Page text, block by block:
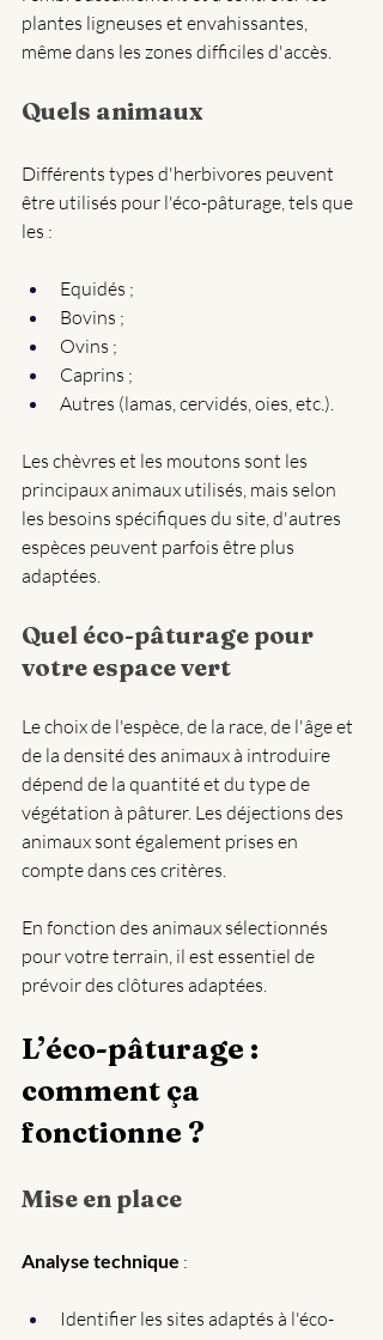
plantes ligneuses et envahissantes,
même dans les zones difficiles d'accès.
Quels animaux
Différents types d'herbivores peuvent
être utilisés pour l'éco-pâturage, tels que
les :
Equidés ;
Bovins ;
Ovins ;
Caprins ;
Autres (lamas, cervidés, oies, etc.).
Les chèvres et les moutons sont les
principaux animaux utilisés, mais selon
les besoins spécifiques du site, d'autres
espèces peuvent parfois être plus
adaptées.
Quel éco-pâturage pour
votre espace vert
Le choix de l'espèce, de la race, de l'âge et
de la densité des animaux à introduire
dépend de la quantité et du type de
végétation à pâturer. Les déjections des
animaux sont également prises en
compte dans ces critères.
En fonction des animaux sélectionnés
pour votre terrain, il est essentiel de
prévoir des clôtures adaptées.
L’éco-pâturage :
comment ça
fonctionne ?
Mise en place
Analyse technique :
Identifier les sites adaptés à l'éco-